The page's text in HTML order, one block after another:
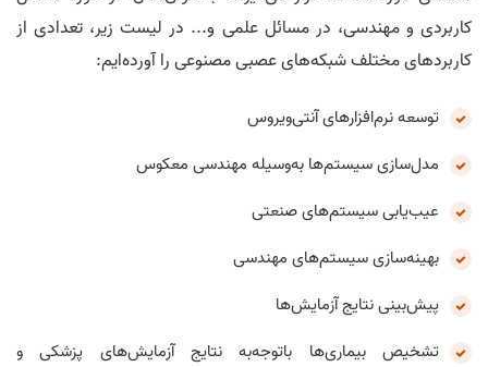
کاربردی و مهندسی، در مسائل علمی و... در لیست زیر، تعدادی از
کاربردهای مختلف شبکه‌های عصبی مصنوعی را آورده‌ایم:
توسعه نرم‌افزارهای آنتی‌ویروس
مدل‌سازی سیستم‌ها به‌وسیله مهندسی معکوس
عیب‌یابی سیستم‌های صنعتی
بهینه‌سازی سیستم‌های مهندسی
پیش‌بینی نتایج آزمایش‌ها
تشخیص بیماری‌ها باتوجه‌به نتایج آزمایش‌های پزشکی و